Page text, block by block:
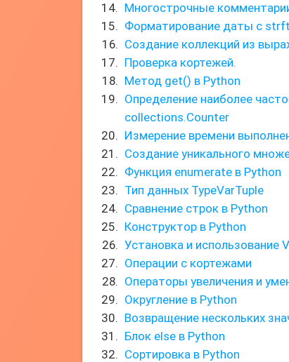
Многострочные
Форматирование даты с
Создание коллекций из
Проверка кортежей.
Метод get() в Python
Определение наиболее
collections.Counter
Измерение времени
Создание уникального
Функция enumerate в Python
Тип данных TypeVarTuple
Сравнение строк в Python
Конструктор в Python
Установка и использование
Операции с кортежами
Операторы увеличения и
Округление в Python
Возвращение нескольких
Блок else в Python
Сортировка в Python